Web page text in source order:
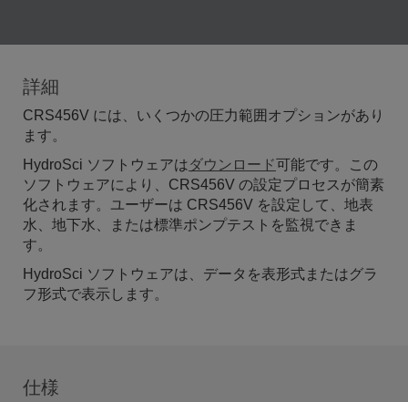
詳細
CRS456V には、いくつかの圧力範囲オプションがあり
ます。
HydroSci ソフトウェアはダウンロード可能です。この
ソフトウェアにより、CRS456V の設定プロセスが簡素
化されます。ユーザーは CRS456V を設定して、地表
水、地下水、または標準ポンプテストを監視できま
す。
HydroSci ソフトウェアは、データを表形式またはグラ
フ形式で表示します。
仕様